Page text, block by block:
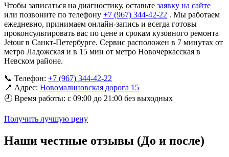
Чтобы записаться на диагностику, оставьте заявку на сайте
или позвоните по телефону +7 (967) 344-42-22 . Мы работаем
ежедневно, принимаем онлайн-запись и всегда готовы
проконсультировать вас по цене и срокам кузовного ремонта
Jetour в Санкт-Петербурге. Сервис расположен в 7 минутах от
метро Ладожская и в 15 мин от метро Новочеркасская в
Невском районе.
📞 Телефон: +7 (967) 344-42-22
📍 Адрес: Новомалиновская дорога 15
🕘 Время работы: с 09:00 до 21:00 без выходных
Получить лучшую цену
Наши честные отзывы (До и после)